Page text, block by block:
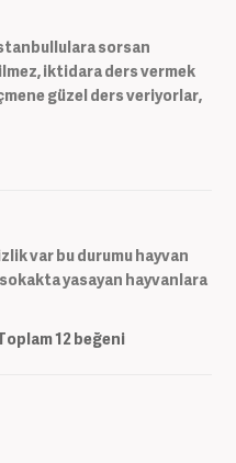
sorsan
iktidara ders vermek
güzel ders veriyorlar,
var bu durumu hayvan
yasayan hayvanlara
12beğeni